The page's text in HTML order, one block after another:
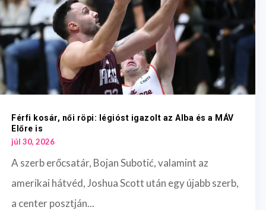
Férfi kosár, női röpi: légióst igazolt az Alba és a MÁV
Előre is
júl 30, 2026
A szerb erőcsatár, Bojan Subotić, valamint az
amerikai hátvéd, Joshua Scott után egy újabb szerb,
a center posztján...